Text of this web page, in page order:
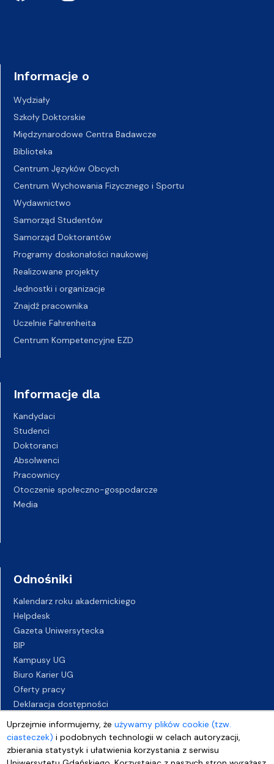
Uprzejmie informujemy, żeużywamy plików cookie (tzw.
ciasteczek) i podobnych technologii w celach autoryzacji,
zbierania statystyk i ułatwienia korzystania z serwisu
Informacje o
Wydziały
Szkoły Doktorskie
Międzynarodowe Centra Badawcze
Biblioteka
Centrum Języków Obcych
Centrum Wychowania Fizycznego i Sportu
Wydawnictwo
Samorząd Studentów
Samorząd Doktorantów
Programy doskonałości naukowej
Realizowane projekty
Jednostki i organizacje
Znajdź pracownika
Uczelnie Fahrenheita
Centrum Kompetencyjne EZD
Informacje dla
Kandydaci
Studenci
Doktoranci
Absolwenci
Pracownicy
Otoczenie społeczno-gospodarcze
Media
Odnośniki
Kalendarz roku akademickiego
Helpdesk
Gazeta Uniwersytecka
BIP
Kampusy UG
Biuro Karier UG
Oferty pracy
Deklaracja dostępności